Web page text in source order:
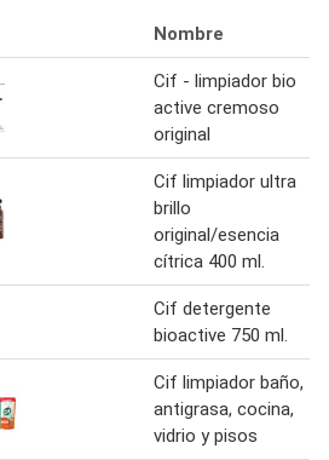
Nombre
Cif - limpiador bio
active cremoso
original
Cif limpiador ultra
brillo
original/esencia
cítrica 400 ml.
Cif detergente
bioactive 750 ml.
Cif limpiador baño,
antigrasa, cocina,
vidrio y pisos